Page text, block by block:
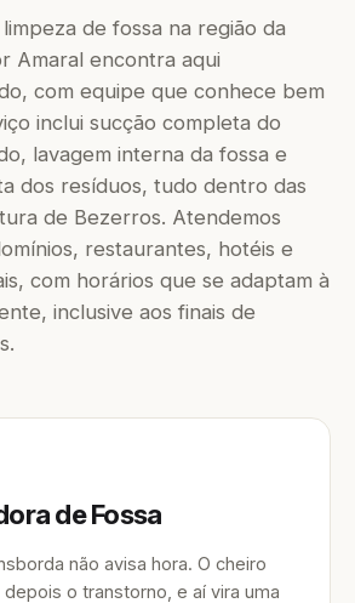
de fossa na região da
Amaral encontra aqui
com equipe que conhece bem
inclui sucção completa do
lavagem interna da fossa e
dos resíduos, tudo dentro das
de Bezerros. Atendemos
restaurantes, hotéis e
com horários que se adaptam à
inclusive aos finais de
de Fossa
não avisa hora. O cheiro
o transtorno, e aí vira uma